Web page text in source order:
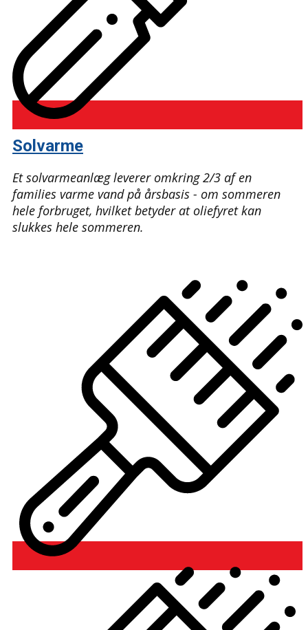
Solvarme
Et solvarmeanlæg leverer omkring 2/3 af en
families varme vand på årsbasis - om sommeren
hele forbruget, hvilket betyder at oliefyret kan
slukkes hele sommeren.